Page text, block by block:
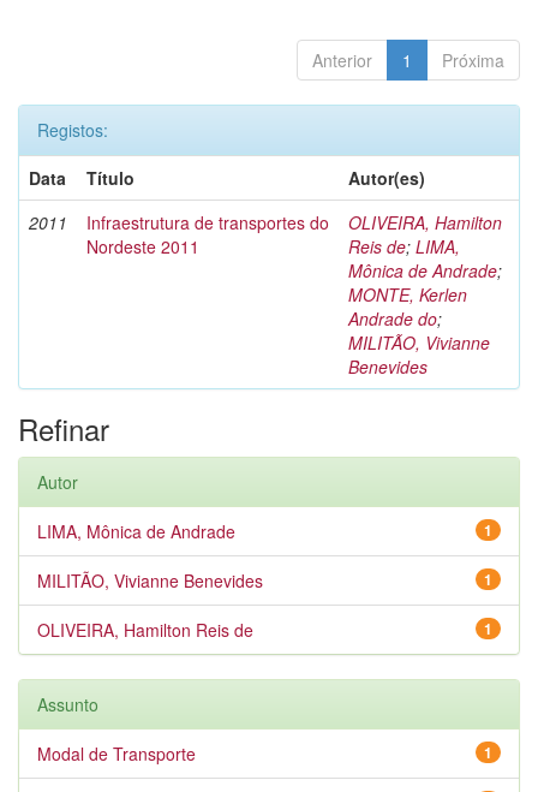
Anterior 1 Próxima
Registos:
Data
Título
Autor(es)
2011
Infraestrutura de transportes do
Nordeste 2011
OLIVEIRA, Hamilton
Reis de; LIMA,
Mônica de Andrade;
MONTE, Kerlen
Andrade do;
MILITÃO, Vivianne
Benevides
Refinar
Autor
1
LIMA, Mônica de Andrade
1
MILITÃO, Vivianne Benevides
1
OLIVEIRA, Hamilton Reis de
Assunto
1
Modal de Transporte